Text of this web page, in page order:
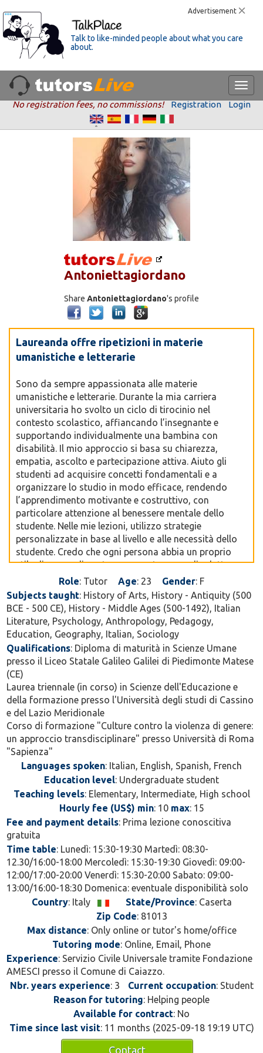
Advertisement
Talk to like-minded people about what you care
about.
No registration fees, no commissions! Registration Login
Antoniettagiordano
Share Antoniettagiordano's profile
Laureanda offre ripetizioni in materie
umanistiche e letterarie
Sono da sempre appassionata alle materie
umanistiche e letterarie. Durante la mia carriera
universitaria ho svolto un ciclo di tirocinio nel
contesto scolastico, affiancando l’insegnante e
supportando individualmente una bambina con
disabilità. Il mio approccio si basa su chiarezza,
empatia, ascolto e partecipazione attiva. Aiuto gli
studenti ad acquisire concetti fondamentali e a
organizzare lo studio in modo efficace, rendendo
l’apprendimento motivante e costruttivo, con
particolare attenzione al benessere mentale dello
studente. Nelle mie lezioni, utilizzo strategie
personalizzate in base al livello e alle necessità dello
studente. Credo che ogni persona abbia un proprio
stile di apprendimento, per questo cerco di adattare
spiegazioni, esempi ed esercizi, alternando momenti
teorici e pratici. Durante le lezioni incoraggio sempre
domande, dubbi e confronti, creando un ambiente
stimolante e collaborativo, in cui lo studente si sente
libero di esprimersi e di fare progressi. Mi occupo
principalmente di Italiano, Storia, Letteratura italiana
e latina, Storia dell’arte, Pedagogia, Psicologia,
Sociologia e Antropologia. La mia esperienza mi ha
permesso di comprendere quanto sia importante non
solo trasmettere conoscenze, ma anche insegnare
metodi di studio efficaci, tecniche di memorizzazione
e organizzazione del tempo. Il mio obiettivo è aiutare
ogni studente a raggiungere i propri obiettivi
scolastici e a sviluppare fiducia nelle proprie capacità.
Contattami per informazioni!!
Role: Tutor Age: 23 Gender: F
Subjects taught: History of Arts, History - Antiquity (500
BCE - 500 CE), History - Middle Ages (500-1492), Italian
Literature, Psychology, Anthropology, Pedagogy,
Education, Geography, Italian, Sociology
Qualifications: Diploma di maturità in Scienze Umane
presso il Liceo Statale Galileo Galilei di Piedimonte Matese
(CE)
Laurea triennale (in corso) in Scienze dell'Educazione e
della formazione presso l'Università degli studi di Cassino
e del Lazio Meridionale
Corso di formazione "Culture contro la violenza di genere:
un approccio transdisciplinare" presso Università di Roma
"Sapienza"
Languages spoken: Italian, English, Spanish, French
Education level: Undergraduate student
Teaching levels: Elementary, Intermediate, High school
Hourly fee (US$) min: 10 max: 15
Fee and payment details: Prima lezione conoscitiva
gratuita
Time table: Lunedì: 15:30-19:30 Martedì: 08:30-
12.30/16:00-18:00 Mercoledì: 15:30-19:30 Giovedì: 09:00-
12:00/17:00-20:00 Venerdì: 15:30-20:00 Sabato: 09:00-
13:00/16:00-18:30 Domenica: eventuale disponibilità solo
Country: Italy State/Province: Caserta
Zip Code: 81013
Max distance: Only online or tutor's home/office
Tutoring mode: Online, Email, Phone
Experience: Servizio Civile Universale tramite Fondazione
AMESCI presso il Comune di Caiazzo.
Nbr. years experience: 3 Current occupation: Student
Reason for tutoring: Helping people
Available for contract: No
Time since last visit: 11 months (2025-09-18 19:19 UTC)
Contact